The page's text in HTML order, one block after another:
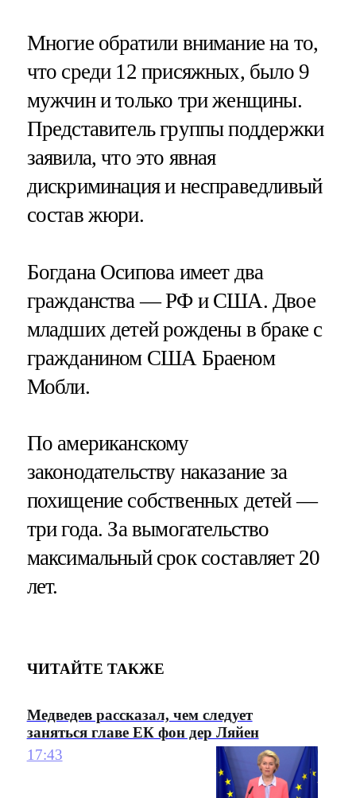
Многие обратили внимание на то,
что среди 12 присяжных, было 9
мужчин и только три женщины.
Представитель группы поддержки
заявила, что это явная
дискриминация и несправедливый
состав жюри.
Богдана Осипова имеет два
гражданства — РФ и США. Двое
младших детей рождены в браке с
гражданином США Браеном
Мобли.
По американскому
законодательству наказание за
похищение собственных детей —
три года. За вымогательство
максимальный срок составляет 20
лет.
ЧИТАЙТЕ ТАКЖЕ
Медведев рассказал, чем следует
заняться главе ЕК фон дер Ляйен
17:43